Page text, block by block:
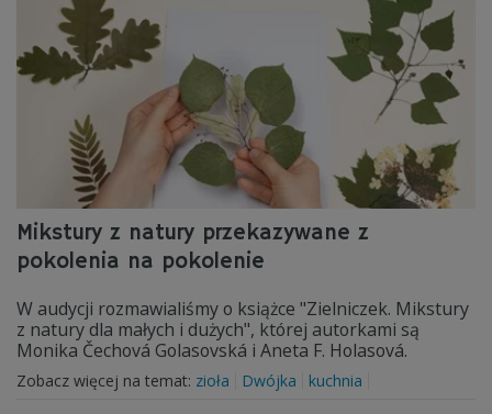
Mikstury z natury przekazywane z
pokolenia na pokolenie
W audycji rozmawialiśmy o książce "Zielniczek. Mikstury
z natury dla małych i dużych", której autorkami są
Monika Čechová Golasovská i Aneta F. Holasová.
Zobacz więcej na temat: zioła Dwójka kuchnia